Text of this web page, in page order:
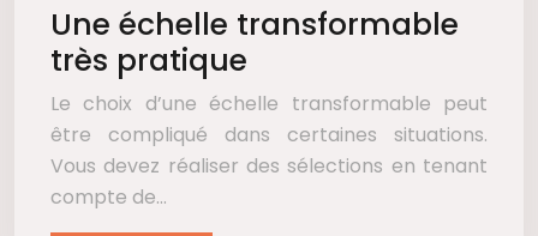
Une échelle transformable
très pratique
Le choix d’une échelle transformable peut
être compliqué dans certaines situations.
Vous devez réaliser des sélections en tenant
compte de…